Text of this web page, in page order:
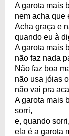
A garota mais
nem acha que
Acha graça e
quando eu à
A garota mais
não faz nada
Não faz boa
não usa jóias
não vai pra
A garota mais
sorri,
e, quando sorri,
ela é a garota